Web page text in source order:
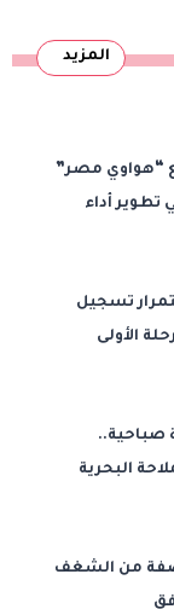
المزيد
“هواوي مصر”
تطوير أداء
2026.. استمرار تسجيل
الأولى
صباحية..
البحرية
من الشغف